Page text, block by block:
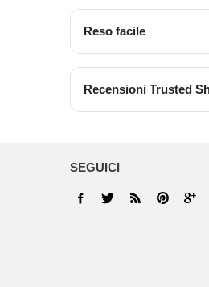
Reso facile
Recensioni Trusted
SEGUICI